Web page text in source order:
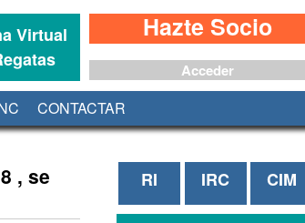
Virtual
Hazte Socio
Acceder
CONTACTAR
, se
RI IRC CIM